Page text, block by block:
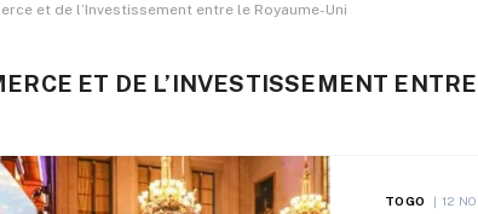
et de l’Investissement entre le Royaume-Uni
ET DE L’INVESTISSEMENT
TOGO 12